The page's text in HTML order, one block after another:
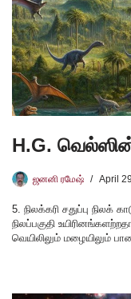
H.G. வெல்ஸின்
ஜனனி ரமேஷ் April
5. நிலக்கரி சதுப்பு
நிலப்பகுதி
வெயிலிலும் மழையிலும்